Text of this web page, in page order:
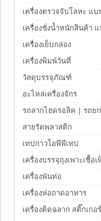
เครื่องตรวจจับโลหะ แ
เครื่องชั่งน้ำหนักสินค้า
เครื่องเย็บกล่อง
เครื่องพิมพ์วันที่
วัสดุบรรจุภัณฑ์
อะไหล่เครื่องจักร
รถลากไฮดรอลิค | รถย
สายรัดพลาสติก
เทปกาวโอพีพีเทป
เครื่องบรรจุถุงเพาะเชื้อเ
เครื่องพันท่อ
เครื่องห่อถาดอาหาร
เครื่องติดฉลาก สติ๊กเก